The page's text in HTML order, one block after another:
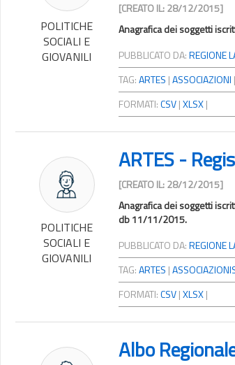
POLITICHE
SOCIALI E
GIOVANILI
[CREATO IL: 28/12/2015]
Anagrafica dei soggetti
PUBBLICATO DA:REGIONE
TAG:ARTES |ASSOCIAZIONI |
FORMATI:CSV |XLSX |
POLITICHE
SOCIALI E
GIOVANILI
ARTES -
[CREATO IL: 28/12/2015]
Anagrafica dei soggetti
db 11/11/2015.
PUBBLICATO DA:REGIONE
TAG:ARTES |
FORMATI:CSV |XLSX |
Albo